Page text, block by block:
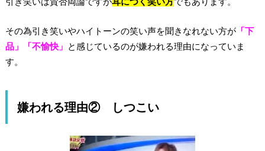
その為引き笑いやハイトーンの笑い声を聞きなれない方が「下
品」「不愉快」 と感じているのが嫌われる理由になっていま
す。
嫌われる理由② しつこい